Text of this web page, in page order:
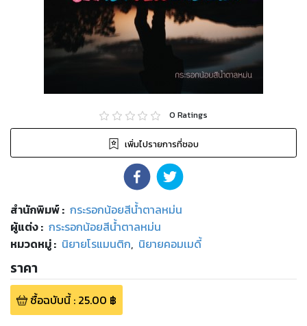
0 Ratings
เพิ่มไปรายการที่ชอบ
สำนักพิมพ์: กระรอกน้อยสีน้ำตาลหม่น
ผู้แต่ง : กระรอกน้อยสีน้ำตาลหม่น
หมวดหมู่: นิยายโรแมนติก, นิยายคอมเมดี้
ราคา
ซื้อฉบับนี้: 25.00 ฿